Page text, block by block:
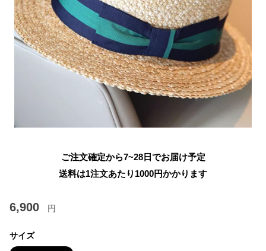
ご注文確定から7~28日でお届け予定
送料は1注文あたり 1000円かかります
6,900 円
サイズ